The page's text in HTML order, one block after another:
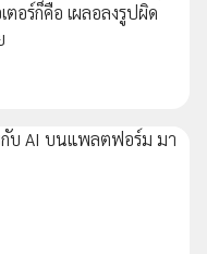
อร์ก็คือ เผลอลงรูปผิด